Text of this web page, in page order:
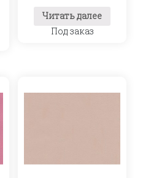
Читать далее
Под заказ